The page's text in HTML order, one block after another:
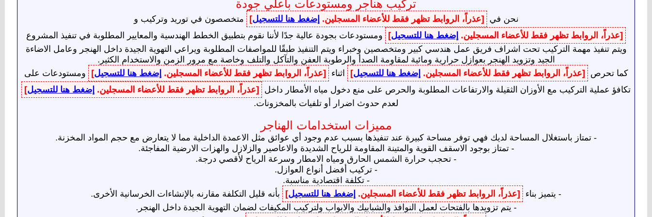
تركيب هناجر ومستودعات باعلي جودة
نحن في [عذراً، الروابط تظهر فقط للأعضاء المسجلين. إضغط هنا للتسجيل]
متخصصون في توريد وتركيب و
[عذراً، الروابط تظهر فقط للأعضاء المسجلين. إضغط هنا للتسجيل]
ومستودعات بجودة عالية جدًا لأننا نقوم بتطبيق الخطط الهندسية والمعايير المطلوبة في تنفيذ المشروع
ويتم تنفيذ مهمة التركيب تحت اشراف فريق عمل هندسي كبير ومتخصصين وخبراء ويتم التنفيذ طبقًا للمواصفات المطلوبة ويراعي التهوية الجيدة داخل الهنجر وعامل الاضاءة
الجيد وتزويد الهنجر بعوازل حرارية ومائية لمقاومة الصدأ والرطوبة العفن والتآكل والتلف وخاصة مع مرور الزمن والاستخدام الكثير.
كما تحرص [عذراً، الروابط تظهر فقط للأعضاء المسجلين. إضغط هنا للتسجيل] اثناء [عذراً، الروابط تظهر فقط للأعضاء المسجلين. إضغط هنا للتسجيل]
ومستودعات على
تكافؤ عملية التركيب مع الأوزان الثقيلة والارتفاعات المطلوبة والحرص على منع دخول مياه الأمطار داخل
[عذراً، الروابط تظهر فقط للأعضاء المسجلين. إضغط هنا للتسجيل]
لعدم حدوث اضرار أو تلفيات بالمخزونات.
مميزات استخدامات الهناجر
- تمتاز باستغلال المساحة لديك فهي توفر مساحة كبيرة عند تنفيذها بسبب عدم وجود أي عوائق مثل الاعمدة الداخلية مما لا يتعارض مع حجم المواد المخزنة.
- تمتاز بوجود الاسقف القوية والمتينة المقاومة للرياح الشديدة والاعاصير والزلازل والهزات الارضية المفاجئة.
- تحجب حرارة الشمس الحارق ومياه الامطار وسرعة الرياح لأقصي درجة.
- تركيب أفضل أنواع العوازل.
- تكلفة اقتصادية مناسبة.
- يتميز بناء
[عذراً، الروابط تظهر فقط للأعضاء المسجلين. إضغط هنا للتسجيل]
بأنه قليل التكلفة مقارنه بالإنشاءات الخرسانية الأخرى.
- يتم تزويدها بالفتحات لعمل النوافذ والشبابيك والابواب ولتركيب المكيفات لضمان التهوية الجيدة داخل الهنجر.